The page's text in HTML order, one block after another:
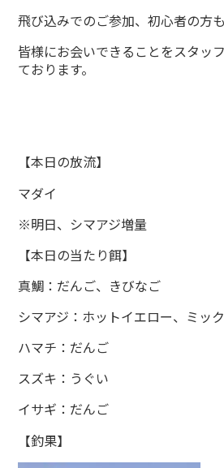
飛び込みでのご参加、初心者の方も
皆様にお会いできることをスタッ
ております。
【本日の放流】
マダイ
※明日、シマアジ増量
【本日の当たり餌】
真鯛：だんご、きびなご
シマアジ：ホットイエロー、ミック
ハマチ：だんご
スズキ：うぐい
イサギ：だんご
【釣果】